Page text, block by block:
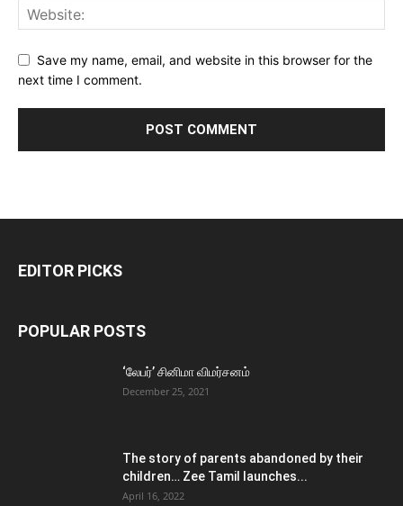
Save my name, email, and website in this browser for the
next time I comment.
EDITOR PICKS
POPULAR POSTS
‘லேபர்’ சினிமா விமர்சனம்
December 25, 2021
The story of parents abandoned by their
children… Zee Tamil launches...
April 16, 2022